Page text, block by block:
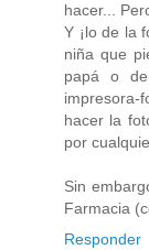
hacer...
Y ¡lo de la
niña que
papá o
hacer la
por
Sin
Farmacia
Responder